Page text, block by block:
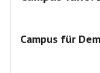
Campus für